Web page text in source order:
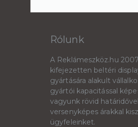
Rólunk
A Reklámeszköz.hu
kifejezetten beltéri
gyártására alakult
gyártói kapacitással
vagyunk rövid
versenyképes árakkal
ügyfeleinket.